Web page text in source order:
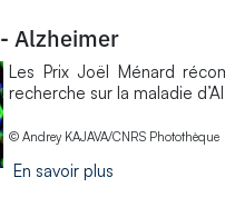
- Alzheimer
Les Prix Joël Ménard
recherche sur la maladie
© Andrey KAJAVA/CNRS Photothèque
En savoir plus